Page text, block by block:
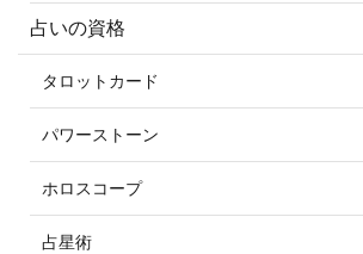
占いの資格
タロットカード
パワーストーン
ホロスコープ
占星術